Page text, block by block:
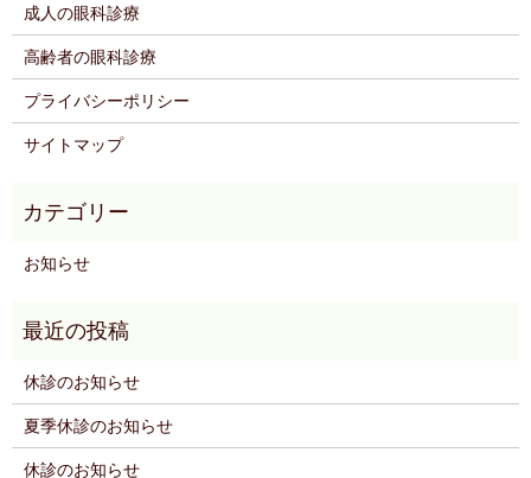
成人の眼科診療
高齢者の眼科診療
プライバシーポリシー
サイトマップ
お知らせ
休診のお知らせ
夏季休診のお知らせ
休診のお知らせ